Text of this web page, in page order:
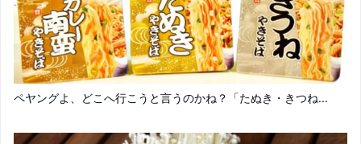
ペヤングよ、どこへ行こうと言うのかね？「たぬき・きつね...